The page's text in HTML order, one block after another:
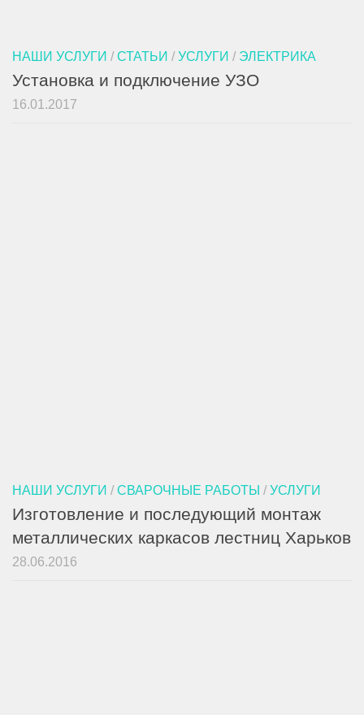
НАШИ УСЛУГИ / СТАТЬИ / УСЛУГИ / ЭЛЕКТРИКА
Установка и подключение УЗО
16.01.2017
НАШИ УСЛУГИ / СВАРОЧНЫЕ РАБОТЫ / УСЛУГИ
Изготовление и последующий монтаж
металлических каркасов лестниц Харьков
28.06.2016